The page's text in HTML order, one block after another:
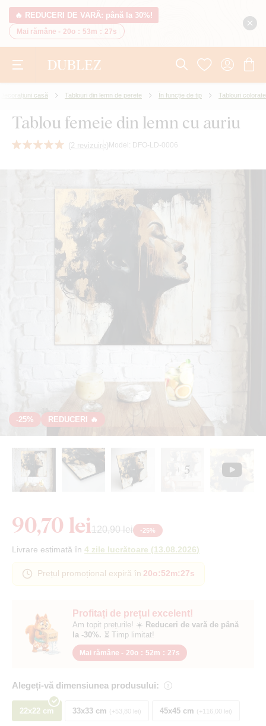
🔥 REDUCERI DE VARĂ: până la 30%!
Mai rămâne - 20o : 53m : 26s
Decorațiuni casă Tablouri din lemn de perete În funcție de tip Tablouri colorate
Tablou femeie din lemn cu auriu
(2 revizuire) Model: DFO-LD-0006
-25% REDUCERI 🔥
+ 5
Profitați de prețul excelent!
Am topit prețurile! ☀️ Reduceri de vară de până
la -30%. ⏳ Timp limitat!
Mai rămâne - 20o : 52m : 26s
Alegeți-vă dimensiunea produsului:
22x22 cm 33x33 cm +53,80 lei 45x45 cm +116,00 lei
90,70 lei120,90 lei -25%
Livrare estimată în 4 zile lucrătoare (13.08.2026)
Prețul promoțional expiră în 20o:52m:26s